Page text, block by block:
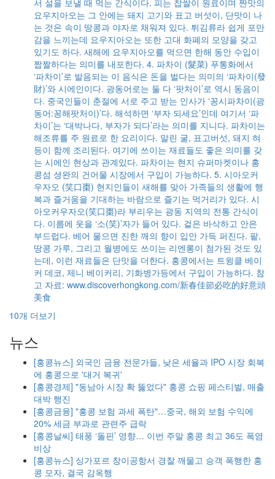
서 설을 보낼 때 먹는 간식이다. 피는 찹쌀이 원료이며 짠맛의
요우지아오는 그 안에는 돼지 고기와 표고 버섯이, 단맛이 나
는 것은 속이 땅콩과 야자로 채워져 있다. 튀김류라 쉽게 포만
감을 느끼는데 요우지아오는 또한 고대 화폐의 모양을 갖고
있기도 하다. 새해에 요우지아오를 먹으면 한해 동안 수입이
짭짤하다는 의미를 내포한다. 4. 파차이 (髮菜) 푸통화에서
‘파차이’로 발음되는 이 음식은 돈을 벌다는 의미의 ‘파차이(發
財)’와 시에인이다. 광동어로는 둘 다 ‘팟처이’로 역시 동음이
다. 중국인들이 춘절에 서로 주고 받는 인사가 ‘꽁시파차이(광
동어:꽁해팟처이)’다. 해석하면 ‘부자 되세요’인데 여기서 ‘파
차이’는 ‘대박나다, 부자가 되다’라는 의미를 지니다. 파차이는
해조류를 주 원료로 한 요리이다. 말린 굴, 표고버섯, 돼지 혀
등이 함께 조리된다. 여기에 쓰이는 재료들도 좋은 의미를 갖
는 시에인 현상과 관계있다. 파차이는 현지 슈퍼마켓이나 홍
콩섬 셩완의 건어물 시장에서 구입이 가능하다. 5. 시아오커
우자오 (笑口棗) 현지인들이 새해를 맞아 가족들의 생활에 행
복과 즐거움을 기대하는 바람으로 즐기는 먹거리가 있다. 시
아오커우자오(笑口棗)라 부리우는 광동 지역의 전통 간식이
다. 이름에 웃을 ‘소(笑)’자가 들어 있다. 겉은 바삭하고 안은
부드럽다. 베어 물으면 진한 깨의 향이 입안 가득 퍼진다. 팥,
땅콩 가루, 그리고 월병에도 쓰이는 리엔롱이 첨가된 것도 있
는데, 이런 재료들은 단맛을 더한다. 홍콩에서는 트윙클 베이
커 데코, 제니 베이커리, 기화병가등에서 구입이 가능하다. 참
고 자료: www.discoverhongkong.com/新春佳節必吃的好意頭
美食
10개 더보기
뉴스
[홍콩뉴스] 외국인 금융 전문가들, 낮은 세율과 IPO 시장 회복
에 홍콩으로 '대거 복귀'
[홍콩경제] "동남아 시장 확 뚫었다" 홍콩 쇼핑 페스티벌, 매출
대박 행진
[홍콩금융] "홍콩 보험 과세 폭탄"…중국, 해외 보험 수익에
20% 세금 부과로 관련주 급락
[홍콩날씨] 태풍 ‘돌핀’ 영향… 이번 주말 홍콩 최고 36도 폭염
비상
[홍콩뉴스] 싱가포르 창이공항서 경찰 깨물고 승객 폭행한 홍
콩 모자, 결국 감옥행